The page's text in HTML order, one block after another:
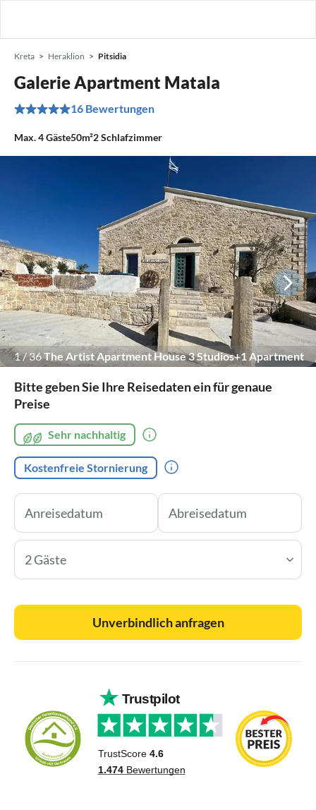
Kreta Heraklion Pitsidia
Galerie Apartment Matala
16 Bewertungen
Max.4Gäste50m²2Schlafzimmer
1/36The Artist Apartment House 3 Studios+1 Apartment
Bitte geben Sie Ihre Reisedaten ein für genaue
Preise
Sehr nachhaltig
Kostenfreie Stornierung
2 Gäste
Unverbindlich anfragen